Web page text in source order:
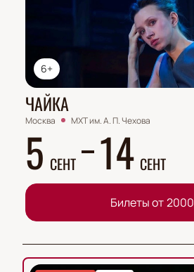
6+
ЧАЙКА
Москва МХТ им. А. П. Чехова
5 СЕНТ 14 СЕНТ
Билеты от 2000